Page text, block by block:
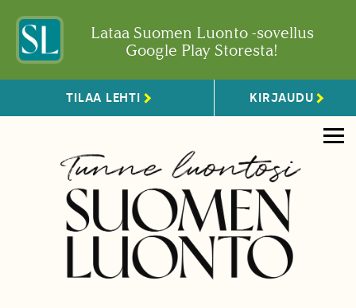
Lataa Suomen Luonto -sovellus
Google Play Storesta!
TILAA LEHTI KIRJAUDU